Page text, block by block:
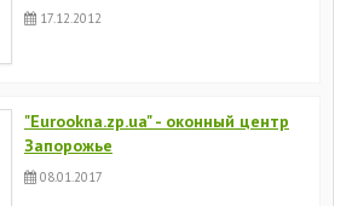
17.12.2012
"Eurookna.zp.ua" - оконный центр
Запорожье
08.01.2017